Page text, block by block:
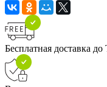
Бесплатная доставка